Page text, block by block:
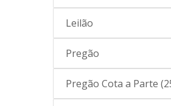
Leilão
Pregão
Pregão Cota a Parte